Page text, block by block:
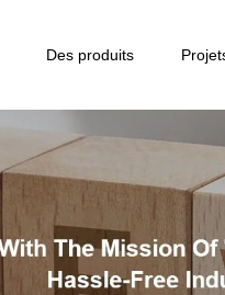
Des produits